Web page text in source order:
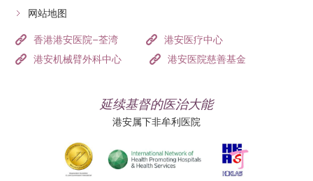
网站地图
香港港安医院–荃湾
港安医疗中心
港安机械臂外科中心
港安医院慈善基金
延续基督的医治大能
港安属下非牟利医院